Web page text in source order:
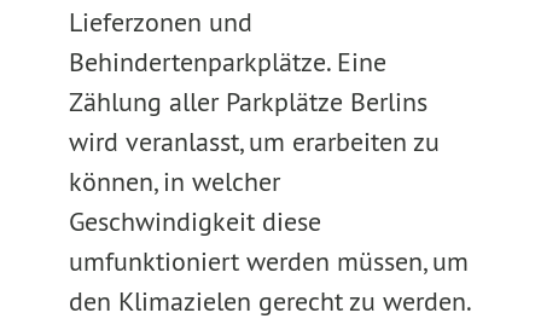
Lieferzonen und
Behindertenparkplätze. Eine
Zählung aller Parkplätze Berlins
wird veranlasst, um erarbeiten zu
können, in welcher
Geschwindigkeit diese
umfunktioniert werden müssen, um
den Klimazielen gerecht zu werden.